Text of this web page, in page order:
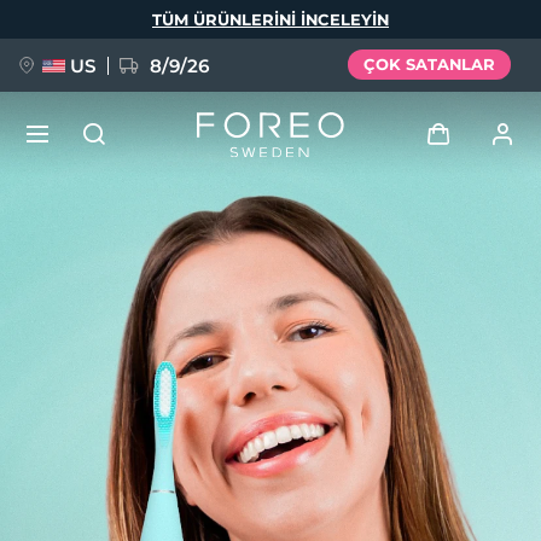
TÜM ÜRÜNLERINI INCELEYIN
US 8/9/26 ÇOK SATANLAR
Kullanici profi̇li̇
Cihazlarım
Siparişlerim
Adresim
Aboneliklerim
FAQ™ Pure Beauty-Tech Elixir
BREAKING NEWS
issa™ Teeth Whitening Set
Dil Seçimi
Deutsch
Español
Français
Italiano
Português
Svenska
Русский
简体中文 繁體中文